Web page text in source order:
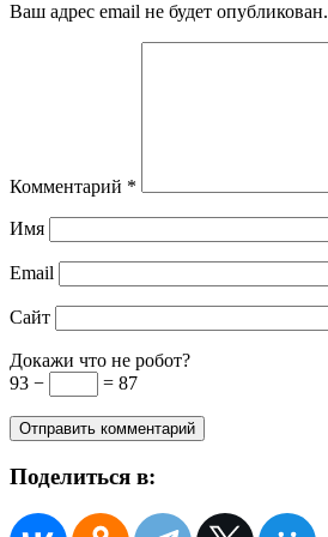
Ваш адрес email не будет опубликован.
Комментарий *
Имя
Email
Сайт
Докажи что не робот?
93 −
= 87
Поделиться в: